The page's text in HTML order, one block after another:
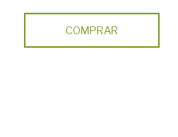
COMPRAR